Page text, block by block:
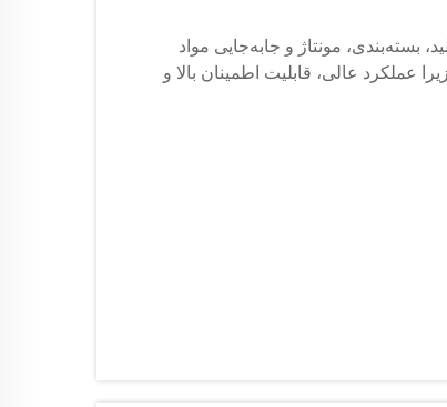
بسته‌بندی، مونتاژ و جابه‌جایی مواد
عملکرد عالی، قابلیت اطمینان بالا و